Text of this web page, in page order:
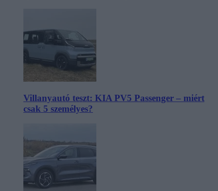
Villanyautó teszt: KIA PV5 Passenger – miért
csak 5 személyes?